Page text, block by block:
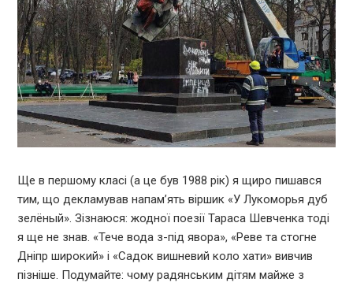
Ще в першому класі (а це був 1988 рік) я щиро пишався
тим, що декламував напам’ять віршик «У Лукоморья дуб
зелёный». Зізнаюся: жодної поезії Тараса Шевченка тоді
я ще не знав. «Тече вода з-під явора», «Реве та стогне
Дніпр широкий» і «Садок вишневий коло хати» вивчив
пізніше. Подумайте: чому радянським дітям майже з